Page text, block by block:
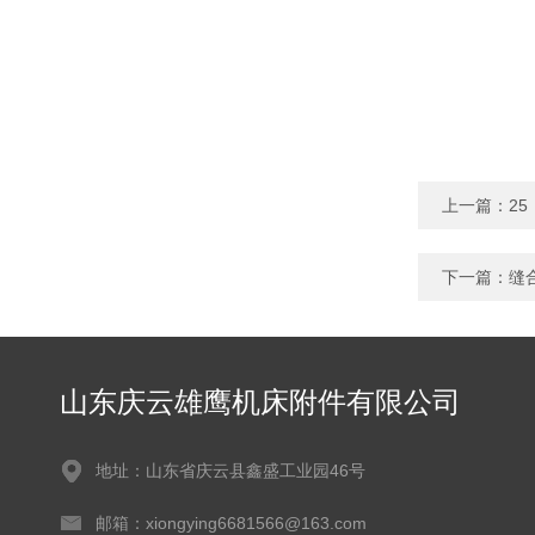
上一篇： 25
下一篇： 缝
山东庆云雄鹰机床附件有限公司
地址：山东省庆云县鑫盛工业园46号
邮箱：xiongying6681566@163.com